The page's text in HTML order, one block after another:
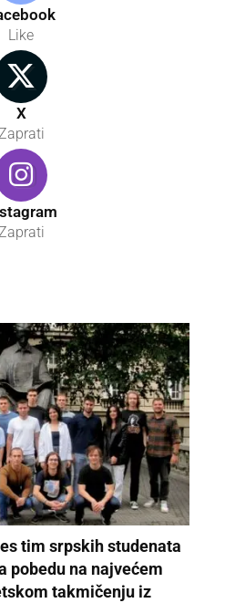
Like
X
tim srpskih studenata
pobedu na najvećem
takmičenju iz